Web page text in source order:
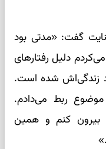
گفت: «مدتی بود
دلیل رفتارهای
زندگی‌اش شده است.
ربط می‌دادم.
بیرون کنم و همین